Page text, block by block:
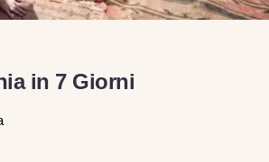
in 7 Giorni